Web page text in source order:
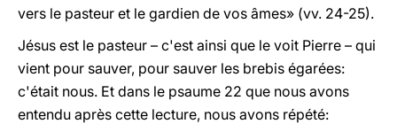
vers le pasteur et le gardien de vos âmes» (vv. 24-25).
Jésus est le pasteur – c'est ainsi que le voit Pierre – qui
vient pour sauver, pour sauver les brebis égarées:
c'était nous. Et dans le psaume 22 que nous avons
entendu après cette lecture, nous avons répété: